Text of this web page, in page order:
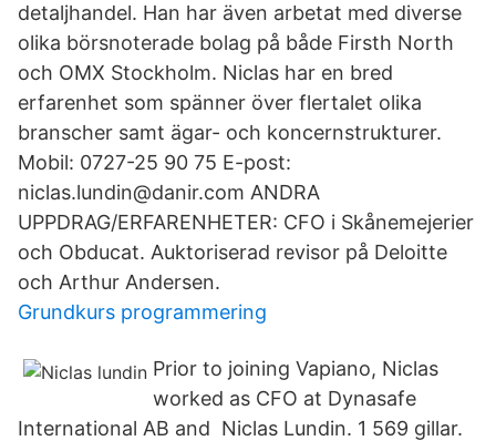
detaljhandel. Han har även arbetat med diverse
olika börsnoterade bolag på både Firsth North
och OMX Stockholm. Niclas har en bred
erfarenhet som spänner över flertalet olika
branscher samt ägar- och koncernstrukturer.
Mobil: 0727-25 90 75 E-post:
niclas.lundin@danir.com ANDRA
UPPDRAG/ERFARENHETER: CFO i Skånemejerier
och Obducat. Auktoriserad revisor på Deloitte
och Arthur Andersen.
Grundkurs programmering
Prior to joining Vapiano, Niclas
worked as CFO at Dynasafe
International AB and Niclas Lundin. 1 569 gillar.